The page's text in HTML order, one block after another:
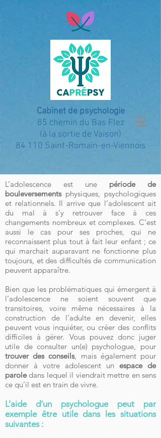
Cabinet de psychologie
85 chemin du Bas Flez
(à la sortie de Vaison)
84 110 Saint-Romain-en-Viennois
L’adolescence est une période de
bouleversementsphysiques, psychologiques
et relationnels. Il arrive que l’adolescent ait
du mal à s'y retrouver face à ces
changements nombreux et complexes. C’est
aussi le cas pour ses proches, qui ne
reconnaissent plus tout à fait leur enfant ; ce
qui marchait auparavant ne fonctionne plus
toujours, et des difficultés de communication
peuvent apparaître.
Bien que les problématiques qui émergent à
l’adolescence ne soient souvent que
transitoires, voire même nécessaires à la
construction de l’adulte en devenir, elles
peuvent vous inquiéter, ou créer des conflits
difficiles à gérer. Vous pouvez donc juger
utile de consulter un(e) psychologue, pour
trouver des conseils, mais également pour
donner à votre adolescent un espace de
parole dans lequel il viendrait mettre en sens
ce qu’il est en train de vivre.
L’aide d’un psychologue peut par
exemple être utile dans les situations
suivantes :